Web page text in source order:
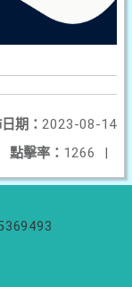
期： 2023-08-14
點擊率： 1266 |